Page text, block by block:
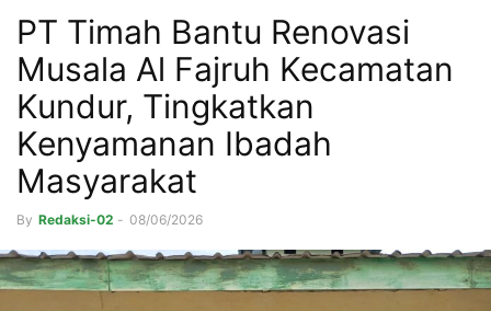
PT Timah Bantu Renovasi
Musala Al Fajruh Kecamatan
Kundur, Tingkatkan
Kenyamanan Ibadah
Masyarakat
By Redaksi-02 - 08/06/2026